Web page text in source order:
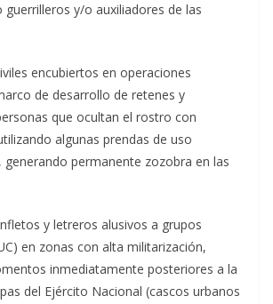
guerrilleros y/o auxiliadores de las
encubiertos en operaciones
de desarrollo de retenes y
que ocultan el rostro con
algunas prendas de uso
generando permanente zozobra en las
y letreros alusivos a grupos
en zonas con alta militarización,
inmediatamente posteriores a la
del Ejército Nacional (cascos urbanos